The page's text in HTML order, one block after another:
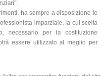
ha sempre a disposizione le
imparziale, la cui scelta
necessario per la costituzione
essere utilizzato al meglio per